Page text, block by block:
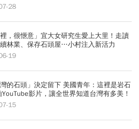
28
裡，很愜意」宜大女研究生愛上大里！走讀
林業、保存石頭屋…小村注入新活力
19
的石頭」決定留下 美國青年：這裡是岩石
影片，讓全世界知道台灣有多美！
15